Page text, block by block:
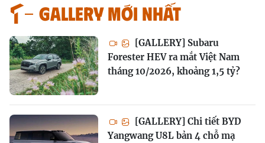
GALLERY MỚI NHẤT
[GALLERY] Subaru
Forester HEV ra mắt Việt Nam
tháng 10/2026, khoảng 1,5 tỷ?
[GALLERY] Chi tiết BYD
Yangwang U8L bản 4 chỗ mạ